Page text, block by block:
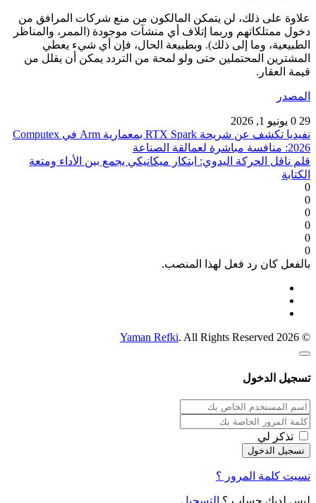
علاوة على ذلك، لن يتمكن المالكون من منع شركات المرافق من
دخول ممتلكاتهم وربما إتلاف أي منشآت موجودة (الممر، والمناظر
الطبيعية، وما إلى ذلك). وبطبيعة الحال، فإن أي شيء يعطي
المشترين المحتملين حتى ولو لمحة من التردد يمكن أن يقلل من
قيمة العقار.
المصدر
29
0 يونيو 1, 2026
نفيديا تكشف عن شريحة RTX Spark بمعمارية Arm في Computex
2026: منافسة مباشرة لعمالقة الصناعة
قلم ناقل الحركة اليدوي: ابتكار ميكانيكي يجمع بين الأداء ومتعة
الكتابة
0
0
0
0
0
0
بالفعل كان رد فعل لهذا المنصب.
© 2026
Yaman Refki. All Rights Reserved
تسجيل الدخول
تذكر لي
نسيت كلمة المرور ؟